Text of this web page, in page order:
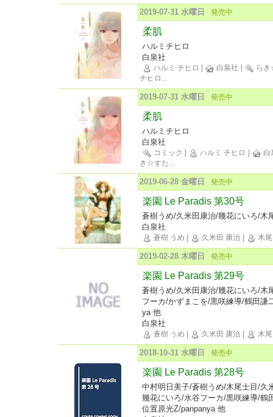
2019-07-31 水曜日 発売中
柔肌
ハルミチヒロ
白泉社
ハルミ チヒロ 白泉社
ら
チヒロ ...
2019-07-31 水曜日 発売中
柔肌
ハルミチヒロ
白泉社
コミック ハルミ チヒロ
白
き☆すた...
2019-06-28 金曜日 発売中
楽園 Le Paradis 第30号
蒼樹うめ/久米田康治/幾花にいろ/木
白泉社
蒼樹 うめ 久米田 康治 木
2019-02-28 木曜日 発売中
楽園 Le Paradis 第29号
蒼樹うめ/久米田康治/幾花にいろ/木
フーカ/かずまこを/黒咲練導/鶴田謙
ya 他
白泉社
蒼樹 うめ 久米田 康治 木
2018-10-31 水曜日 発売中
楽園 Le Paradis 第28号
中村明日美子/蒼樹うめ/木尾士目/久
幾花にいろ/水谷フーカ/黒咲練導/鶴
位置原光Z/panpanya 他